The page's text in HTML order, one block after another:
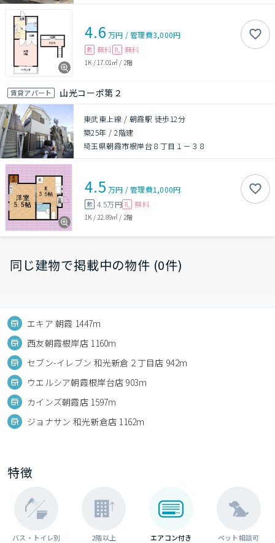
4.6 万円 /管理費3,000円
敷 無料 礼 無料
1K / 17.01㎡ / 2階
賃貸アパート 山光コーポ第２
東武東上線 / 朝霞駅 徒歩12分
築25年 /2階建
埼玉県朝霞市根岸台８丁目１－３８
4.5 万円 /管理費1,000円
敷 4.5万円 礼 無料
1K / 22.89㎡ / 2階
同じ建物で掲載中の物件 (0件)
エキア 朝霞 1447m
西友朝霞根岸店 1160m
セブン-イレブン 和光新倉２丁目店 942m
ウエルシア朝霞根岸台店 903m
カインズ朝霞店 1597m
ジョナサン 和光新倉店 1162m
特徴
バス・トイレ別 2階以上 エアコン付き ペット相談可